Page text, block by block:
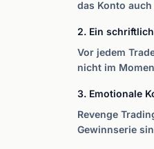
das Konto
2. Ein
Vor jedem
nicht im
3. Emotionale
Revenge
Gewinnserie